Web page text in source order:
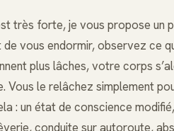
très forte, je vous propose un
vous endormir, observez ce
plus lâches, votre corps
Vous le relâchez simplement
: un état de conscience
conduite sur autoroute,